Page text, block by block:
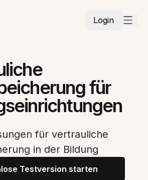
Login
für
für vertrauliche
in der Bildung
Testversion starten